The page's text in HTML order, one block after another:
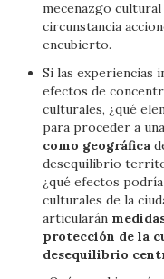
mecenazgo
circunstancia
encubierto.
Si las experiencias
efectos de
culturales, ¿qué
para proceder a una
como geográfica
desequilibrio
¿qué efectos
culturales de la
articularán
protección de la
desequilibrio